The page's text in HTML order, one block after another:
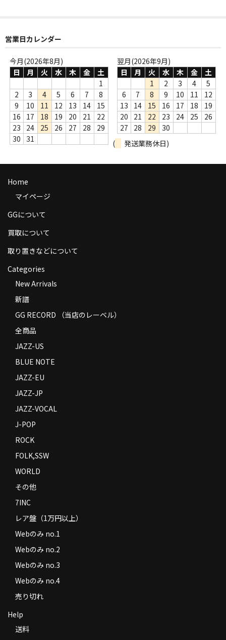
Webのみ no.2
Webのみ no.3
Webのみ no.4
売り切れ
商品の発送
お支払い方法
Privacy Policy
特定商取引法に基づく表示
営業日カレンダー
今月(2026年8月)
日
月 火 水 木 金
土
1
2
3 4 5 6 7
8
9
10 11 12 13 14
15
16
17 18 19 20 21
22
23
24 25 26 27 28
29
30
31
翌月(2026年9月)
日
月 火 水 木 金
土
1
2 3 4
5
6
7 8 9 10 11
12
13
14 15 16 17 18
19
20
21 22 23 24 25
26
27
28 29
30
(
発送業務休日)
Home
マイページ
GGについて
買取について
取り置きなどについて
Categories
New Arrivals
新譜
GG RECORD （当店のレーベル）
全商品
JAZZ-US
BLUE NOTE
JAZZ-EU
JAZZ-JP
JAZZ-VOCAL
J-POP
ROCK
FOLK,SSW
WORLD
その他
7INC
レア盤（1万円以上）
Webのみ no.1
Webのみ no.2
Webのみ no.3
Webのみ no.4
売り切れ
Help
送料